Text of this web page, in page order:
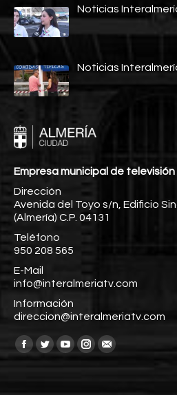
Noticias
Noticias
Empresa municipal de
Dirección
Avenida del Toyo s/n, Edificio
(Almería) C.P. 04131
Teléfono
950 208 565
E-Mail
info@interalmeriatv.com
Información
direccion@interalmeriatv.com
Encuéntranos en:
Facebook
TwitterYouTube
Instagram
Mail